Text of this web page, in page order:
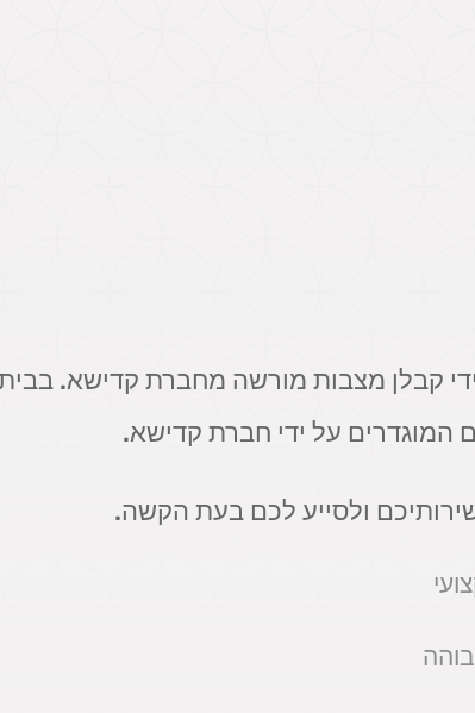
קבלן מצבות מורשה מחברת קדישא.
על ידי חברת קדישא.
ולסייע לכם בעת הקשה.